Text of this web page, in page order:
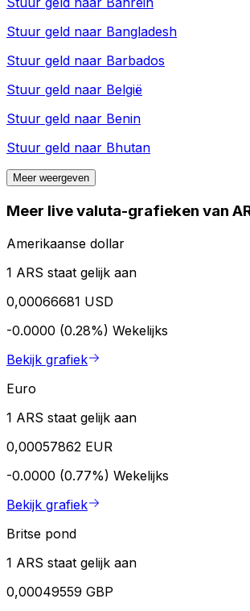
Stuur geld naar Bangladesh
Stuur geld naar Barbados
Stuur geld naar België
Stuur geld naar Benin
Stuur geld naar Bhutan
Meer weergeven
Meer live valuta-grafieken van
Amerikaanse dollar
1 ARS staat gelijk aan
0,00066681 USD
-0.0000 (0.28%) Wekelijks
Bekijk grafiek
Euro
1 ARS staat gelijk aan
0,00057862 EUR
-0.0000 (0.77%) Wekelijks
Bekijk grafiek
Britse pond
1 ARS staat gelijk aan
0,00049559 GBP